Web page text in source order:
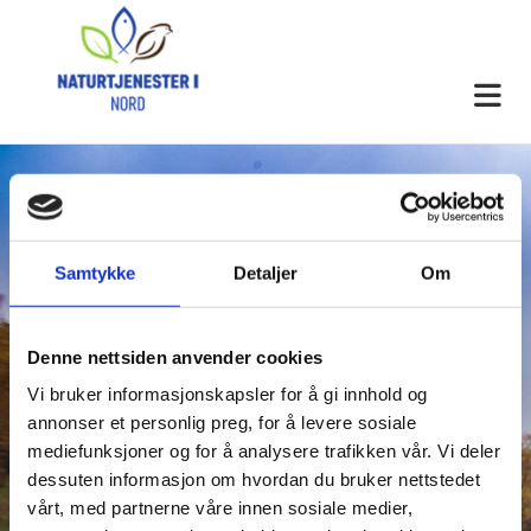
Samtykke Detaljer Om
Denne nettsiden anvender cookies
Vi bruker informasjonskapsler for å gi innhold og
annonser et personlig preg, for å levere sosiale
mediefunksjoner og for å analysere trafikken vår. Vi deler
dessuten informasjon om hvordan du bruker nettstedet
vårt, med partnerne våre innen sosiale medier,
FUGLEKARTLEGGING
Våren er rett rundt hjørnet her i nord, noe som merkes med
økt aktivitet av fuglene som gjør seg klar for en ny
hekkesesong.
Kongeørnbestanden i Norge er over mange år blitt overvåket